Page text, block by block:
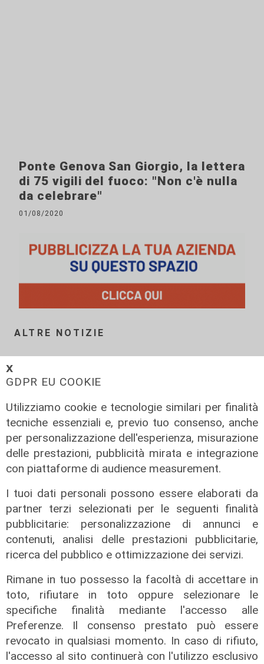
𝗫
GDPR EU COOKIE
Utilizziamo cookie e tecnologie similari per finalità
tecniche essenziali e, previo tuo consenso, anche
per personalizzazione dell'esperienza, misurazione
delle prestazioni, pubblicità mirata e integrazione
con piattaforme di audience measurement.
I tuoi dati personali possono essere elaborati da
partner terzi selezionati per le seguenti finalità
pubblicitarie: personalizzazione di annunci e
contenuti, analisi delle prestazioni pubblicitarie,
ricerca del pubblico e ottimizzazione dei servizi.
Rimane in tuo possesso la facoltà di accettare in
toto, rifiutare in toto oppure selezionare le
specifiche finalità mediante l'accesso alle
Preferenze. Il consenso prestato può essere
revocato in qualsiasi momento. In caso di rifiuto,
l'accesso al sito continuerà con l'utilizzo esclusivo
Ponte Genova San Giorgio, la lettera
di 75 vigili del fuoco: "Non c'è nulla
da celebrare"
01/08/2020
ALTRE NOTIZIE
La posizione
Agitazione aziende in subappalto
Amt: la situazione secondo il
vicepresidente Anav